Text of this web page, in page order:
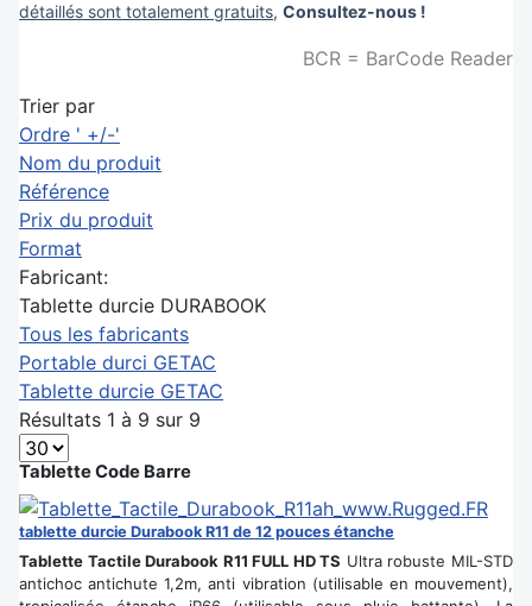
détaillés sont totalement gratuits, Consultez-nous !
BCR = BarCode Reader
Trier par
Ordre ' +/-'
Nom du produit
Référence
Prix du produit
Format
Fabricant:
Tablette durcie DURABOOK
Tous les fabricants
Portable durci GETAC
Tablette durcie GETAC
Résultats 1 à 9 sur 9
Tablette Code Barre
tablette durcie Durabook R11 de 12 pouces étanche
Tablette Tactile Durabook R11 FULL HD TS Ultra robuste MIL-STD
antichoc antichute 1,2m, anti vibration (utilisable en mouvement),